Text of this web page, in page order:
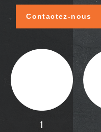
Contactez-nous
1